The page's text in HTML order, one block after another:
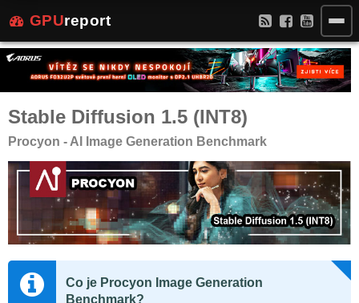
GPUreport
Stable Diffusion 1.5 (INT8)
Procyon - AI Image Generation Benchmark
Co je Procyon Image Generation
Benchmark?